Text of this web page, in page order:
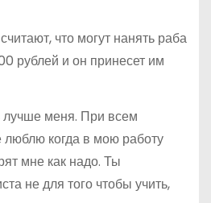
что могут нанять раба
рублей и он принесет им
меня. При всем
когда в мою работу
мне как надо. Ты
не для того чтобы учить,